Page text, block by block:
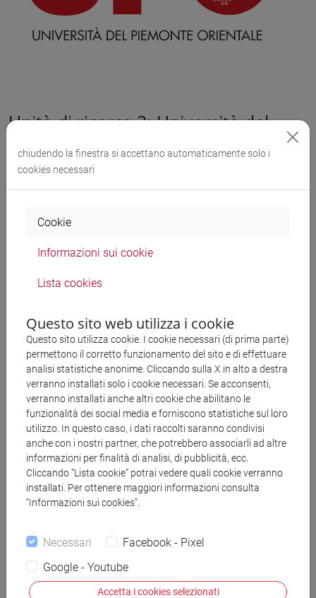
Unità di ricerca 2: Università del
Dipartimento di Studi per l'Economia e
l'Impresa
Giacomo Pettenati
ORCID - Giacomo Pettenati
chiudendo la finestra si accettano automaticamente solo i
cookies necessari
Cookie
Informazioni sui cookie
Lista cookies
Questo sito web utilizza i cookie
Questo sito utilizza cookie. I cookie necessari (di prima parte)
permettono il corretto funzionamento del sito e di effettuare
analisi statistiche anonime. Cliccando sulla X in alto a destra
verranno installati solo i cookie necessari. Se acconsenti,
verranno installati anche altri cookie che abilitano le
funzionalità dei social media e forniscono statistiche sul loro
utilizzo. In questo caso, i dati raccolti saranno condivisi
anche con i nostri partner, che potrebbero associarli ad altre
informazioni per finalità di analisi, di pubblicità, ecc.
Cliccando “Lista cookie” potrai vedere quali cookie verranno
installati. Per ottenere maggiori informazioni consulta
“Informazioni sui cookies”.
Necessari
Facebook - Pixel
Google - Youtube
Accetta i cookies selezionati